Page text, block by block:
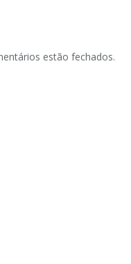
estão fechados.